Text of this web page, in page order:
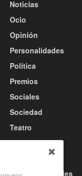
Noticias
Ocio
Opinión
Personalidades
Política
Premios
Sociales
Sociedad
Teatro
Tecnología
Tv / Radio / Redes